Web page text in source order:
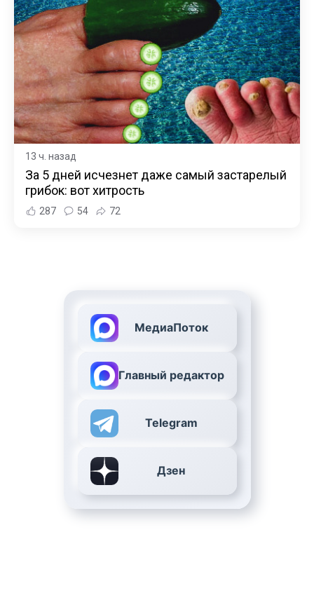
13 ч. назад
За 5 дней исчезнет даже самый застарелый
грибок: вот хитрость
287 54 72
МедиаПоток
Главный редактор
Telegram
Дзен